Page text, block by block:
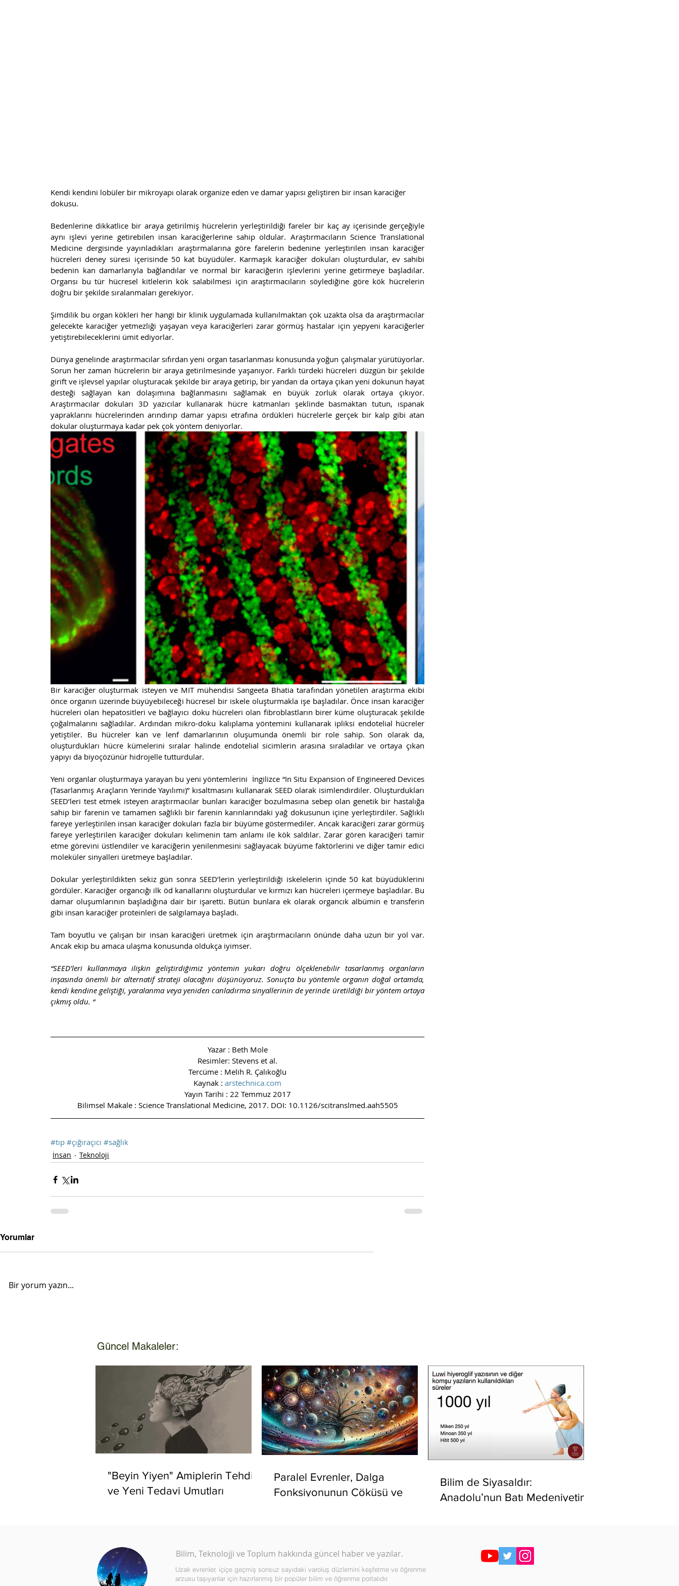
Kendi kendini lobüler bir mikroyapı olarak organize eden ve damar yapısı geliştiren bir insan karaciğer
dokusu.
Bedenlerine dikkatlice bir araya getirilmiş hücrelerin yerleştirildiği fareler bir kaç ay içerisinde gerçeğiyle
aynı işlevi yerine getirebilen insan karaciğerlerine sahip oldular. Araştırmacıların Science Translational
Medicine dergisinde yayınladıkları araştırmalarına göre farelerin bedenine yerleştirilen insan karaciğer
hücreleri deney süresi içerisinde 50 kat büyüdüler. Karmaşık karaciğer dokuları oluşturdular, ev sahibi
bedenin kan damarlarıyla bağlandılar ve normal bir karaciğerin işlevlerini yerine getirmeye başladılar.
Organsı bu tür hücresel kitlelerin kök salabilmesi için araştırmacıların söylediğine göre kök hücrelerin
doğru bir şekilde sıralanmaları gerekiyor.
Şimdilik bu organ kökleri her hangi bir klinik uygulamada kullanılmaktan çok uzakta olsa da araştırmacılar
gelecekte karaciğer yetmezliği yaşayan veya karaciğerleri zarar görmüş hastalar için yepyeni karaciğerler
yetiştirebileceklerini ümit ediyorlar.
Dünya genelinde araştırmacılar sıfırdan yeni organ tasarlanması konusunda yoğun çalışmalar yürütüyorlar.
Sorun her zaman hücrelerin bir araya getirilmesinde yaşanıyor. Farklı türdeki hücreleri düzgün bir şekilde
girift ve işlevsel yapılar oluşturacak şekilde bir araya getirip, bir yandan da ortaya çıkan yeni dokunun hayat
desteği sağlayan kan dolaşımına bağlanmasını sağlamak en büyük zorluk olarak ortaya çıkıyor.
Araştırmacılar dokuları 3D yazıcılar kullanarak hücre katmanları şeklinde basmaktan tutun, ıspanak
yapraklarını hücrelerinden arındırıp damar yapısı etrafına ördükleri hücrelerle gerçek bir kalp gibi atan
dokular oluşturmaya kadar pek çok yöntem deniyorlar.
Bir karaciğer oluşturmak isteyen ve MIT mühendisi Sangeeta Bhatia tarafından yönetilen araştırma ekibi
önce organın üzerinde büyüyebileceği hücresel bir iskele oluşturmakla işe başladılar. Önce insan karaciğer
hücreleri olan hepatositleri ve bağlayıcı doku hücreleri olan fibroblastların birer küme oluşturacak şekilde
çoğalmalarını sağladılar. Ardından mikro-doku kalıplama yöntemini kullanarak ipliksi endotelial hücreler
yetiştiler. Bu hücreler kan ve lenf damarlarının oluşumunda önemli bir role sahip. Son olarak da,
oluşturdukları hücre kümelerini sıralar halinde endotelial sicimlerin arasına sıraladılar ve ortaya çıkan
yapıyı da biyoçözünür hidrojelle tutturdular.
Yeni organlar oluşturmaya yarayan bu yeni yöntemlerini  İngilizce “In Situ Expansion of Engineered Devices
(Tasarlanmış Araçların Yerinde Yayılımı)” kısaltmasını kullanarak SEED olarak isimlendirdiler. Oluşturdukları
SEED’leri test etmek isteyen araştırmacılar bunları karaciğer bozulmasına sebep olan genetik bir hastalığa
sahip bir farenin ve tamamen sağlıklı bir farenin karınlarındaki yağ dokusunun içine yerleştirdiler. Sağlıklı
fareye yerleştirilen insan karaciğer dokuları fazla bir büyüme göstermediler. Ancak karaciğeri zarar görmüş
fareye yerleştirilen karaciğer dokuları kelimenin tam anlamı ile kök saldılar. Zarar gören karaciğeri tamir
etme görevini üstlendiler ve karaciğerin yenilenmesini sağlayacak büyüme faktörlerini ve diğer tamir edici
moleküler sinyalleri üretmeye başladılar.
Dokular yerleştirildikten sekiz gün sonra SEED’lerin yerleştirildiği iskelelerin içinde 50 kat büyüdüklerini
gördüler. Karaciğer organcığı ilk öd kanallarını oluşturdular ve kırmızı kan hücreleri içermeye başladılar. Bu
damar oluşumlarının başladığına dair bir işaretti. Bütün bunlara ek olarak organcık albümin e transferin
gibi insan karaciğer proteinleri de salgılamaya başladı.
Tam boyutlu ve çalışan bir insan karaciğeri üretmek için araştırmacıların önünde daha uzun bir yol var.
Ancak ekip bu amaca ulaşma konusunda oldukça iyimser.
“SEED’leri kullanmaya ilişkin geliştirdiğimiz yöntemin yukarı doğru ölçeklenebilir tasarlanmış organların
inşasında önemli bir alternatif strateji olacağını düşünüyoruz. Sonuçta bu yöntemle organın doğal ortamda,
kendi kendine geliştiği, yaralanma veya yeniden canladırma sinyallerinin de yerinde üretildiği bir yöntem ortaya
çıkmış oldu. “
Yazar : Beth Mole
Resimler: Stevens et al.
Tercüme : Melih R. Çalıkoğlu
Kaynak : arstechnica.com
Yayın Tarihi : 22 Temmuz 2017
Bilimsel Makale : Science Translational Medicine, 2017. DOI: 10.1126/scitranslmed.aah5505
#tıp #çığıraçıcı #sağlık
İnsan Teknoloji
Yorumlar
Bir yorum yazın...
Güncel Makaleler:
"Beyin Yiyen" Amiplerin Tehdidi
ve Yeni Tedavi Umutları
Paralel Evrenler, Dalga
Fonksiyonunun Çöküşü ve
Bilim de Siyasaldır:
Anadolu’nun Batı Medeniyetine
Bilim, Teknolojji ve Toplum hakkında güncel haber ve yazılar.
Uzak evrenler, içiçe geçmiş sonsuz sayıdaki varoluş düzlemini keşfetme ve öğrenme
arzusu taşıyanlar için hazırlanmış bir popüler bilim ve öğrenme portalıdır.